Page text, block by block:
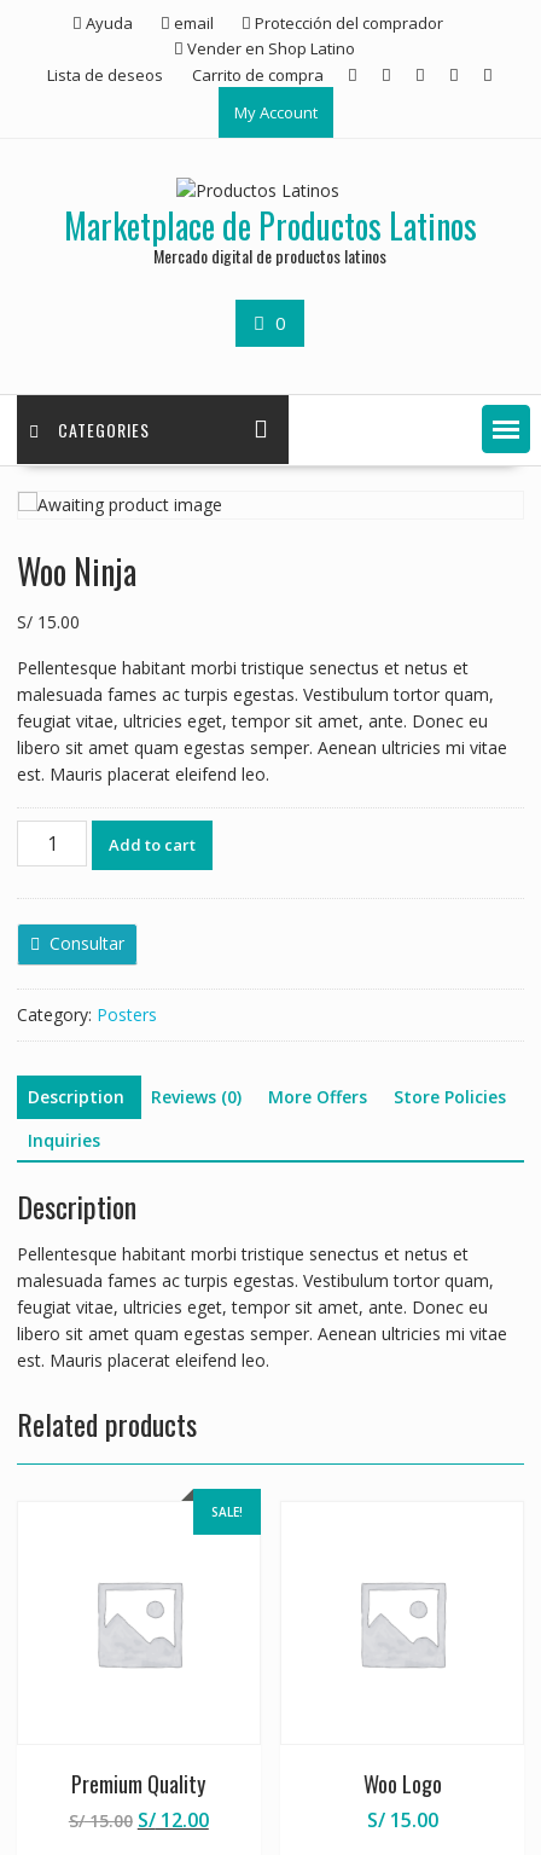
Ayuda email
Protección del comprador
Vender en Shop Latino
Lista de deseos
Carrito de compra
My Account
Marketplace de Productos Latinos
Mercado digital de productos latinos
0
CATEGORIES
Woo Ninja
S/15.00
Pellentesque habitant morbi tristique senectus et netus et
malesuada fames ac turpis egestas. Vestibulum tortor quam,
feugiat vitae, ultricies eget, tempor sit amet, ante. Donec eu
libero sit amet quam egestas semper. Aenean ultricies mi vitae
est. Mauris placerat eleifend leo.
Add to cart
Consultar
Category: Posters
Description Reviews (0) More Offers
Store Policies
Inquiries
Description
Pellentesque habitant morbi tristique senectus et netus et
malesuada fames ac turpis egestas. Vestibulum tortor quam,
feugiat vitae, ultricies eget, tempor sit amet, ante. Donec eu
libero sit amet quam egestas semper. Aenean ultricies mi vitae
est. Mauris placerat eleifend leo.
Related products
SALE!
Premium Quality
S/15.00 S/12.00
Woo Logo
S/15.00